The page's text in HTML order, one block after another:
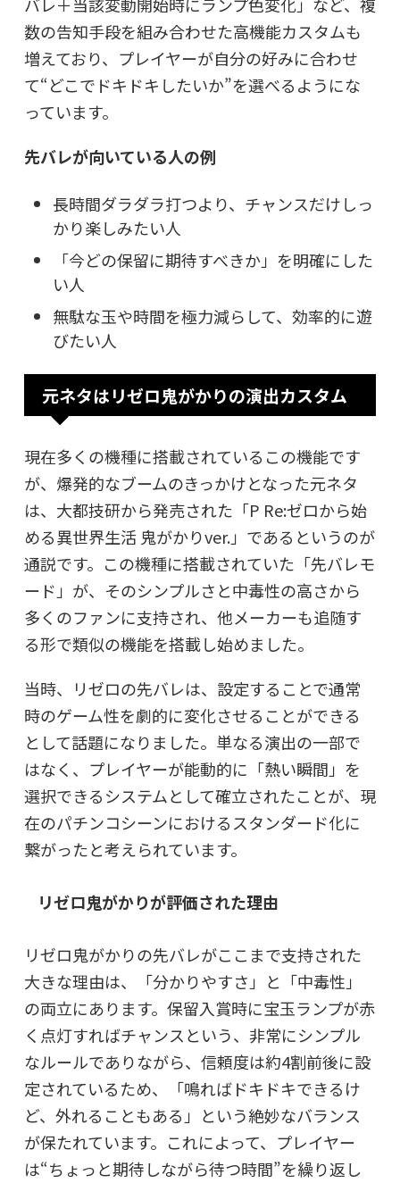
数の告知手段を組み合わせた高機能カスタムも
増えており、プレイヤーが自分の好みに合わせ
て“どこでドキドキしたいか”を選べるようにな
っています。
先バレが向いている人の例
長時間ダラダラ打つより、チャンスだけしっ
かり楽しみたい人
「今どの保留に期待すべきか」を明確にした
い人
無駄な玉や時間を極力減らして、効率的に遊
びたい人
元ネタはリゼロ鬼がかりの演出カスタム
現在多くの機種に搭載されているこの機能です
が、爆発的なブームのきっかけとなった元ネタ
は、大都技研から発売された「P Re:ゼロから始
める異世界生活 鬼がかりver.」であるというのが
通説です。この機種に搭載されていた「先バレモ
ード」が、そのシンプルさと中毒性の高さから
多くのファンに支持され、他メーカーも追随す
る形で類似の機能を搭載し始めました。
当時、リゼロの先バレは、設定することで通常
時のゲーム性を劇的に変化させることができる
として話題になりました。単なる演出の一部で
はなく、プレイヤーが能動的に「熱い瞬間」を
選択できるシステムとして確立されたことが、現
在のパチンコシーンにおけるスタンダード化に
繋がったと考えられています。
リゼロ鬼がかりが評価された理由
リゼロ鬼がかりの先バレがここまで支持された
大きな理由は、「分かりやすさ」と「中毒性」
の両立にあります。保留入賞時に宝玉ランプが赤
く点灯すればチャンスという、非常にシンプル
なルールでありながら、信頼度は約4割前後に設
定されているため、「鳴ればドキドキできるけ
ど、外れることもある」という絶妙なバランス
が保たれています。これによって、プレイヤー
は“ちょっと期待しながら待つ時間”を繰り返し